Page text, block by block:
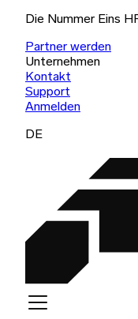
Die Nummer Eins
Partner werden
Unternehmen
Kontakt
Support
Anmelden
DE